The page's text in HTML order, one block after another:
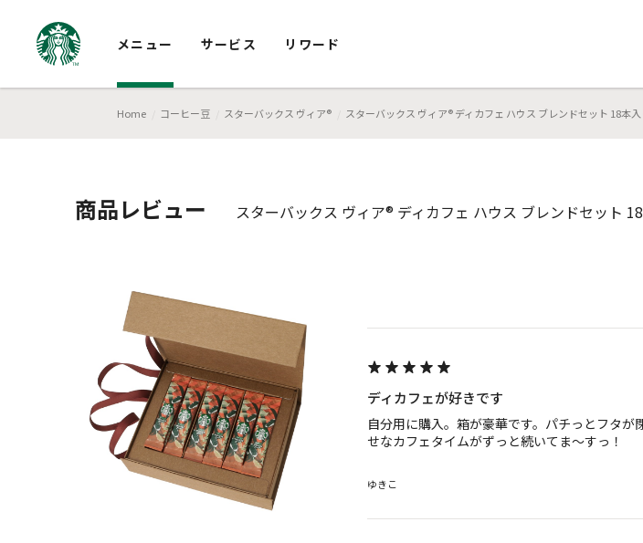
メニュー サービス リワード
Home コーヒー豆 スターバックス ヴィア® スターバックス ヴィア® ディカフェ ハウス ブレンドセット 18本入
商品レビュー スターバックス ヴィア® ディカフェ ハウス ブレンドセット
ディカフェが好きです
自分用に購入。箱が豪華です。パチっとフタ
せなカフェタイムがずっと続いてま〜すっ！
ゆきこ